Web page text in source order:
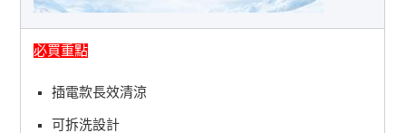
必買重點
插電款長效清涼
可拆洗設計